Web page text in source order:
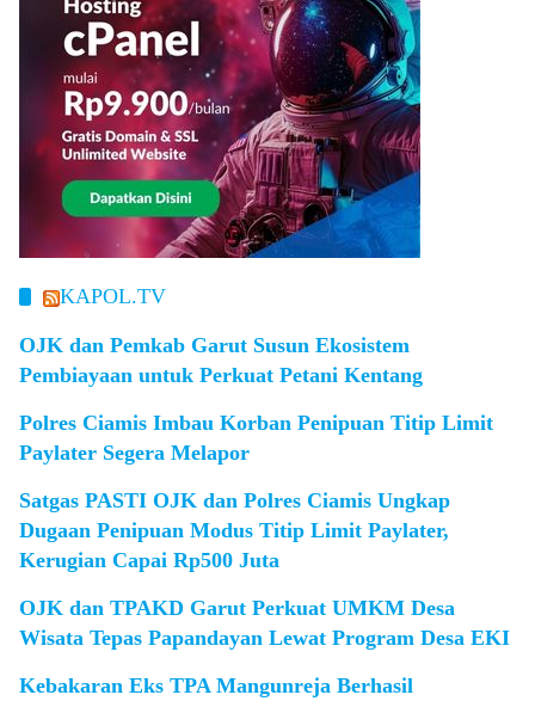
KAPOL.TV
OJK dan Pemkab Garut Susun Ekosistem
Pembiayaan untuk Perkuat Petani Kentang
Polres Ciamis Imbau Korban Penipuan Titip Limit
Paylater Segera Melapor
Satgas PASTI OJK dan Polres Ciamis Ungkap
Dugaan Penipuan Modus Titip Limit Paylater,
Kerugian Capai Rp500 Juta
OJK dan TPAKD Garut Perkuat UMKM Desa
Wisata Tepas Papandayan Lewat Program Desa EKI
Kebakaran Eks TPA Mangunreja Berhasil